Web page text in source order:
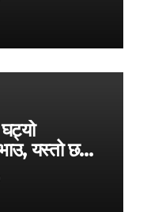
यस्तो छ